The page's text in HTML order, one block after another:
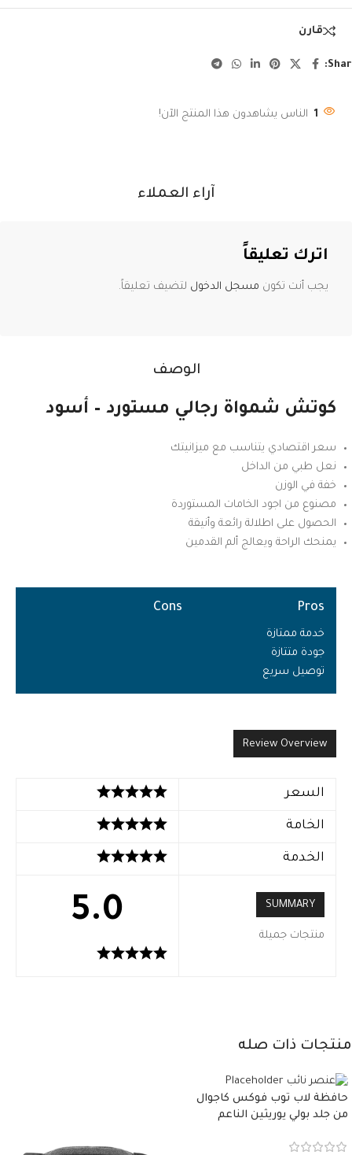
قارن
1 الناس يشاهدون هذا المنتج الآن!
الوصف
كوتش شمواة رجالي مستورد – أسود
سعر اقتصادي يتناسب مع ميزانيتك
نعل طبي من الداخل
خفة في الوزن
مصنوع من اجود الخامات المستوردة
الحصول على اطلالة رائعة وأنيقة
يمنحك الراحة ويعالج ألم القدمين
Pros
خدمة ممتازة
جودة متتازة
توصيل سريع
Cons
Review Overview
السعر
الخامة
الخدمة
SUMMARY
منتجات جميلة
5.0
آراء العملاء
اترك تعليقاً
يجب أنت تكون مسجل الدخول لتضيف تعليقاً.
منتجات ذات صله
حافظة لاب توب فوكس كاجوال
من جلد بولي يوريثين الناعم
وسوستة.